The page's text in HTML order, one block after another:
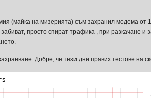
(майка на мизерията) съм захранил модема от
просто спират трафика , при разкачане и
Добре, че тези дни правих тестове на